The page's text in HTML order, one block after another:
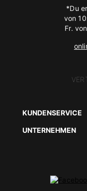
*Du
von
Fr.
KUNDENSERVICE
UNTERNEHMEN